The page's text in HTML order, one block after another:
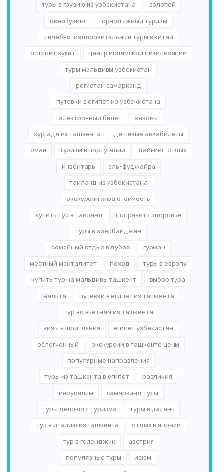
туры в грузию из узбекистана золотой
овербукинг горнолыжный туризм
лечебно-оздоровительные туры в китай
остров пхукет центр исламской цивилизации
туры мальдивы узбекистан
регистан самарканд
путевки в египет из узбекистана
электронный билет законы
хургада из ташкента дешевые авиабилеты
оман туризм в португалии дайвинг-отдых
инвентарь эль-­фуджайра
таиланд из узбекистана
экскурсии хива стоимость
купить тур в таиланд поправить здоровье
туры в азербайджан
семейный отдых в дубае гурман
местный менталитет поход туры в европу
купить тур на мальдивы ташкент выбор тура
мальта путёвки в египет из ташкента
тур во вьетнам из ташкента
визы в шри-ланка египет узбекистан
облегченный экскурсии в ташкенте цены
популярные направления
туры из ташкента в египет различия
иерусалим самарканд туры
туры делового туризма туры в далянь
тур в италию из ташкента отдых в японии
тур в геленджик австрия
популярные туры изюм